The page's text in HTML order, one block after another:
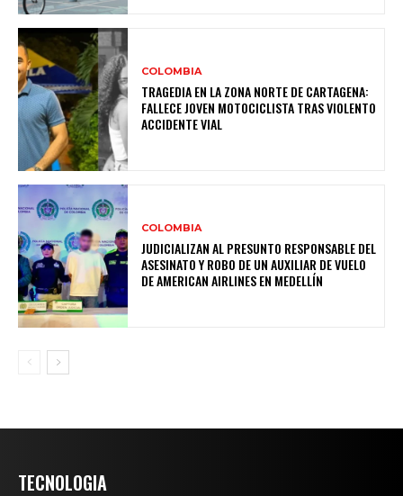
COLOMBIA
TRAGEDIA EN LA ZONA NORTE DE CARTAGENA:
FALLECE JOVEN MOTOCICLISTA TRAS VIOLENTO
ACCIDENTE VIAL
COLOMBIA
JUDICIALIZAN AL PRESUNTO RESPONSABLE DEL
ASESINATO Y ROBO DE UN AUXILIAR DE VUELO
DE AMERICAN AIRLINES EN MEDELLÍN
TECNOLOGIA